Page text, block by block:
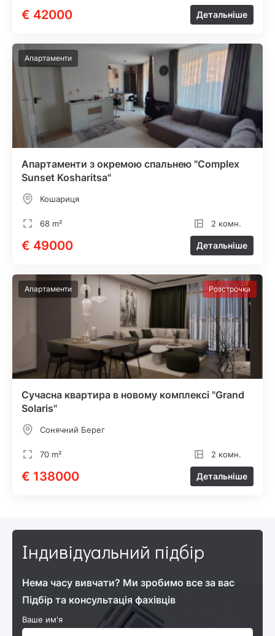
€ 42000 Детальніше
Апартаменти
Апартаменти з окремою спальнею "Complex
Sunset Kosharitsa"
Кошариця
68 m² 2 комн.
€ 49000 Детальніше
Апартаменти Розстрочка
Сучасна квартира в новому комплексі "Grand
Solaris"
Сонячний Берег
70 m² 2 комн.
€ 138000 Детальніше
Індивідуальний підбір
Нема часу вивчати? Ми зробимо все за вас
Підбір та консультація фахівців
Ваше им'я